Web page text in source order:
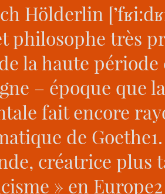
Hölderlin
philosophe très
la haute
– époque que
fait encore
de
créatrice plus
» en